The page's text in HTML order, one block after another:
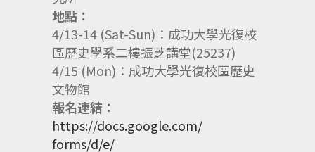
地點：
4/13-14 (Sat-Sun)：成功大學光復校
區歷史學系二樓振芝講堂(25237)
4/15 (Mon)：成功大學光復校區歷史
文物館
報名連結：
https://docs.google.com/
forms/d/e/